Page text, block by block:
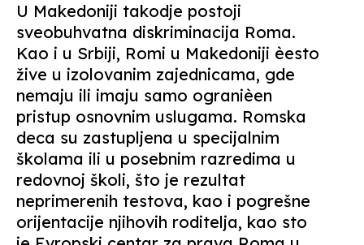
U Makedoniji takodje postoji
sveobuhvatna diskriminacija Roma.
Kao i u Srbiji, Romi u Makedoniji èesto
žive u izolovanim zajednicama, gde
nemaju ili imaju samo ogranièen
pristup osnovnim uslugama. Romska
deca su zastupljena u specijalnim
školama ili u posebnim razredima u
redovnoj školi, što je rezultat
neprimerenih testova, kao i pogrešne
orijentacije njihovih roditelja, kao sto